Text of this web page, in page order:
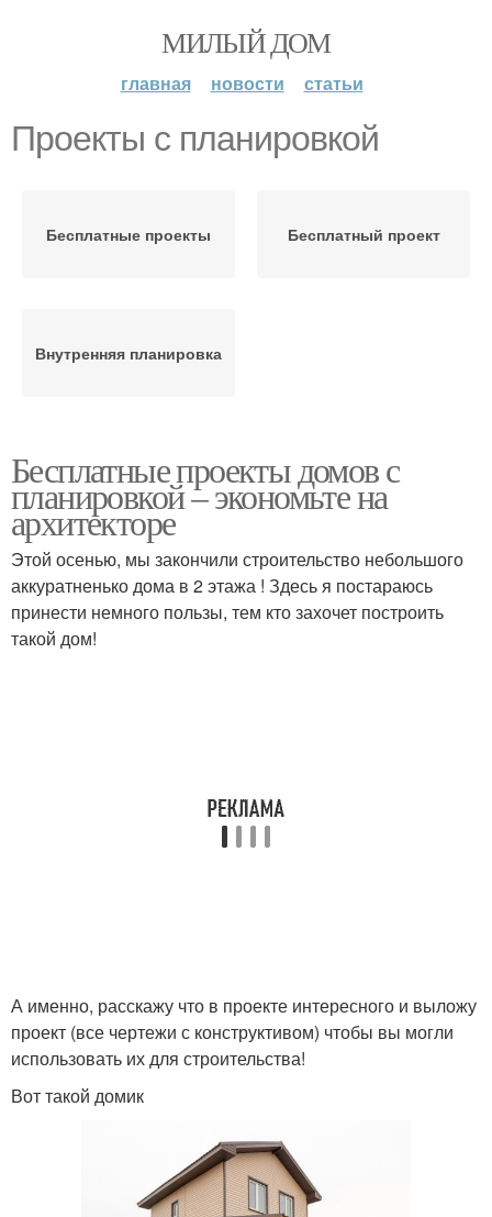
МИЛЫЙ ДОМ
главная новости статьи
Проекты с планировкой
Бесплатные проекты Бесплатный проект
Внутренняя планировка
Бесплатные проекты домов с
планировкой – экономьте на
архитекторе
Этой осенью, мы закончили строительство небольшого
аккуратненько дома в 2 этажа ! Здесь я постараюсь
принести немного пользы, тем кто захочет построить
такой дом!
А именно, расскажу что в проекте интересного и выложу
проект (все чертежи с конструктивом) чтобы вы могли
использовать их для строительства!
Вот такой домик